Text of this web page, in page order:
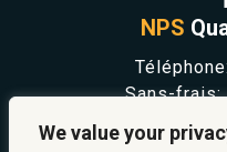
We value your
NPS
Téléphone:
Sans-frais:
SÉCURITÉ